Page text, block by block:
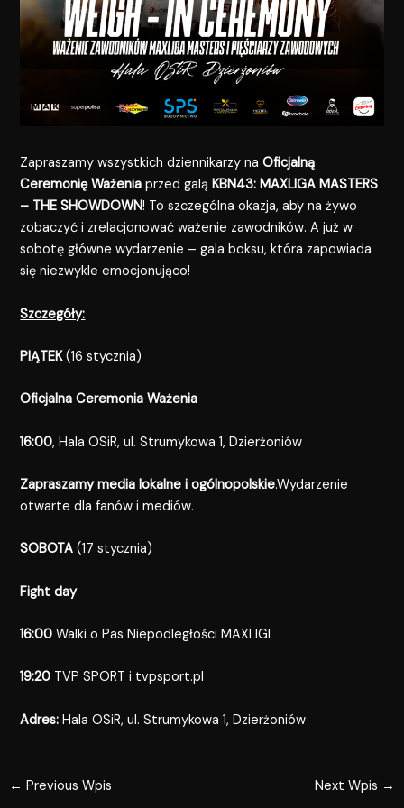
Zapraszamy wszystkich dziennikarzy naOficjalną
Ceremonię Ważenia przed galąKBN43: MAXLIGA MASTERS
– THE SHOWDOWN! To szczególna okazja, aby na żywo
zobaczyć i zrelacjonować ważenie zawodników. A już w
sobotę główne wydarzenie – gala boksu, która zapowiada
się niezwykle emocjonująco!
Szczegóły:
PIĄTEK(16 stycznia)
Oficjalna Ceremonia Ważenia
16:00, Hala OSiR, ul. Strumykowa 1, Dzierżoniów
Zapraszamy media lokalne i ogólnopolskie.Wydarzenie
otwarte dla fanów i mediów.
SOBOTA(17 stycznia)
Fight day
16:00Walki o Pas Niepodległości MAXLIGI
19:20 TVP SPORT i tvpsport.pl
Adres: Hala OSiR, ul. Strumykowa 1, Dzierżoniów
← Previous Wpis Next Wpis →